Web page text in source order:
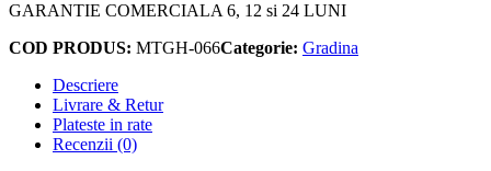
GARANTIE COMERCIALA 6, 12 si 24 LUNI
COD PRODUS: MTGH-066Categorie: Gradina
Descriere
Livrare & Retur
Plateste in rate
Recenzii (0)